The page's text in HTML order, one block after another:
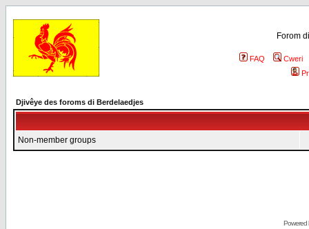
Forom
FAQ
Cweri
Djivêye des foroms di Berdelaedjes
Non-member groups
Powered